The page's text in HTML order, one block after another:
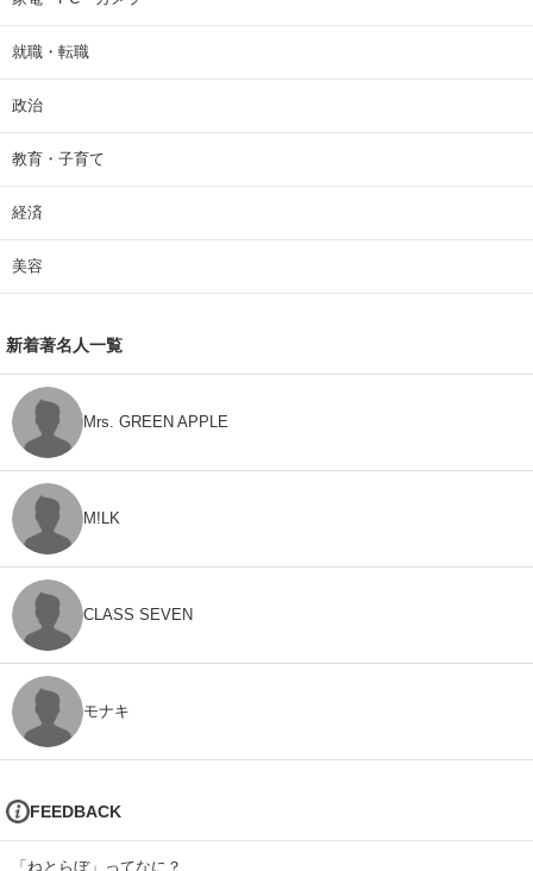
就職・転職
政治
教育・子育て
経済
美容
新着著名人一覧
Mrs. GREEN APPLE
M!LK
CLASS SEVEN
モナキ
FEEDBACK
「ねとらぼ」ってなに？